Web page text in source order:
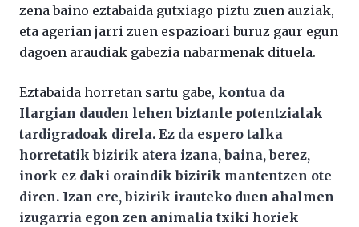
zena baino eztabaida gutxiago piztu zuen auziak,
eta agerian jarri zuen espazioari buruz gaur egun
dagoen araudiak gabezia nabarmenak dituela.
Eztabaida horretan sartu gabe, kontua da
Ilargian dauden lehen biztanle potentzialak
tardigradoak direla. Ez da espero talka
horretatik bizirik atera izana, baina, berez,
inork ez daki oraindik bizirik mantentzen ote
diren. Izan ere, bizirik irauteko duen ahalmen
izugarria egon zen animalia txiki horiek